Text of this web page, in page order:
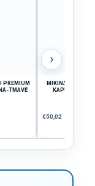
PREMIUM
TMAVĚ
MIKINA JOMA
KAPUCÍ |
€50,02
›